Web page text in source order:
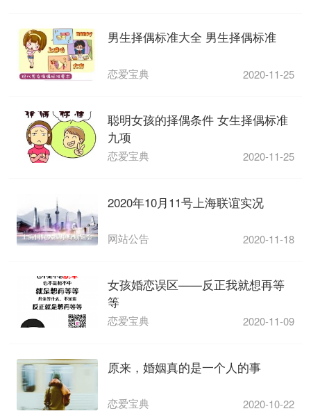
男生择偶标准大全 男生择偶标准
恋爱宝典 2020-11-25
聪明女孩的择偶条件 女生择偶标准
九项
恋爱宝典 2020-11-25
2020年10月11号上海联谊实况
网站公告 2020-11-18
女孩婚恋误区——反正我就想再等
等
恋爱宝典 2020-11-09
原来，婚姻真的是一个人的事
恋爱宝典 2020-10-22